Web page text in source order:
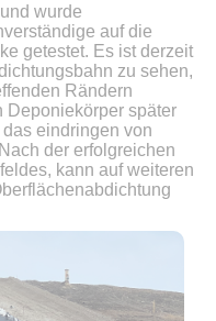
wurde
auf die
getestet. Es ist derzeit
zu sehen,
Rändern
Deponiekörper später
eindringen von
der erfolgreichen
kann auf weiteren